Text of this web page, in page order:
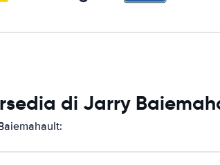
di Jarry